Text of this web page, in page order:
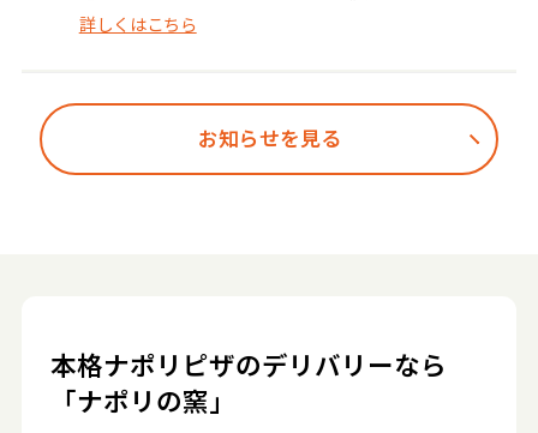
詳しくはこちら
お知らせを見る
本格ナポリピザのデリバリーなら
「ナポリの窯」